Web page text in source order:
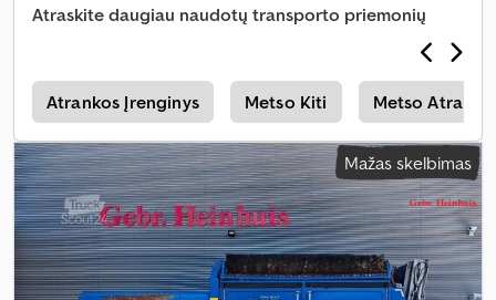
Atraskite daugiau naudotų transporto priemonių
Atrankos Įrenginys Metso Kiti Metso
Mažas skelbimas